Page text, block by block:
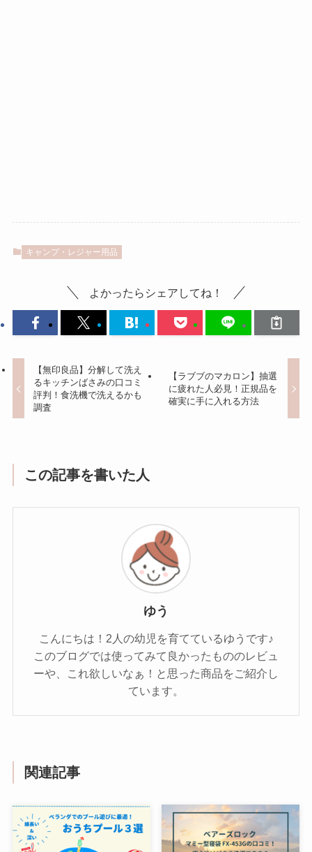
キャンプ・レジャー用品
よかったらシェアしてね！
【無印良品】分解して洗え
るキッチンばさみの口コミ
評判！食洗機で洗えるかも
調査
【ラブブのマカロン】抽選
に疲れた人必見！正規品を
確実に手に入れる方法
この記事を書いた人
ゆう
こんにちは！2人の幼児を育てているゆうです♪
このブログでは使ってみて良かったもののレビュ
ーや、これ欲しいなぁ！と思った商品をご紹介し
ています。
関連記事